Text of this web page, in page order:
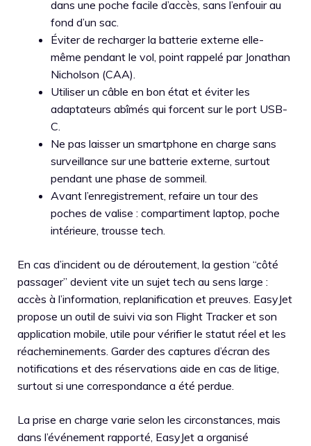
dans une poche facile d’accès, sans l’enfouir au
fond d’un sac.
Éviter de recharger la batterie externe elle-
même pendant le vol, point rappelé par Jonathan
Nicholson (CAA).
Utiliser un câble en bon état et éviter les
adaptateurs abîmés qui forcent sur le port USB-
C.
Ne pas laisser un smartphone en charge sans
surveillance sur une batterie externe, surtout
pendant une phase de sommeil.
Avant l’enregistrement, refaire un tour des
poches de valise : compartiment laptop, poche
intérieure, trousse tech.
En cas d’incident ou de déroutement, la gestion “côté
passager” devient vite un sujet tech au sens large :
accès à l’information, replanification et preuves. EasyJet
propose un outil de suivi via son Flight Tracker et son
application mobile, utile pour vérifier le statut réel et les
réacheminements. Garder des captures d’écran des
notifications et des réservations aide en cas de litige,
surtout si une correspondance a été perdue.
La prise en charge varie selon les circonstances, mais
dans l’événement rapporté, EasyJet a organisé